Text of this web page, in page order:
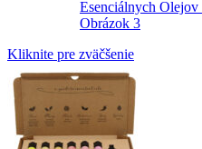
Kliknite pre zväčšenie